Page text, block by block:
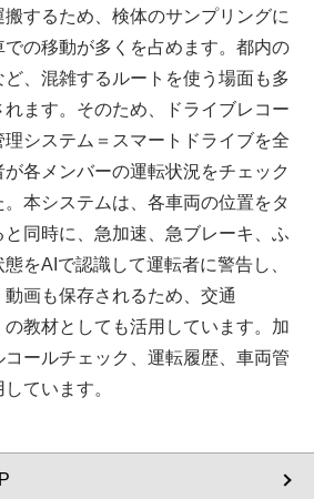
搬するため、検体のサンプリングに
の移動が多くを占めます。都内の
、混雑するルートを使う場面も多
れます。そのため、ドライブレコー
システム＝スマートドライブを全
各メンバーの運転状況をチェック
本システムは、各車両の位置をタ
同時に、急加速、急ブレーキ、ふ
をAIで認識して運転者に警告し、
画も保存されるため、交通
教材としても活用しています。加
コールチェック、運転履歴、車両管
ています。